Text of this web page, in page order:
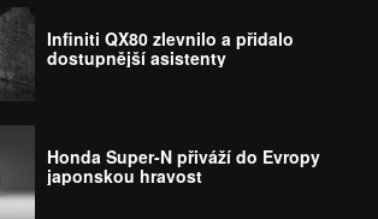
Infiniti QX80 zlevnilo a přidalo
dostupnější asistenty
Honda Super-N přiváží do Evropy
japonskou hravost